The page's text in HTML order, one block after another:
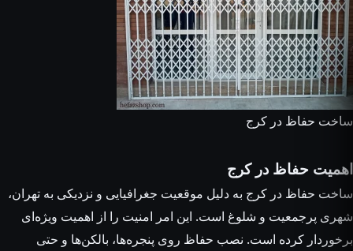
ساخت حفاظ در کرج
اهمیت حفاظ در کرج
ساخت حفاظ در کرج به دلیل موقعیت جغرافیایی و نزدیکی به تهران،
شهری پرجمعیت و شلوغ است. این امر امنیت را از اهمیت ویژه‌ای
برخوردار کرده است. نصب حفاظ روی پنجره‌ها، بالکن‌ها و حتی